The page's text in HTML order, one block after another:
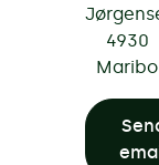
4930
Maribo